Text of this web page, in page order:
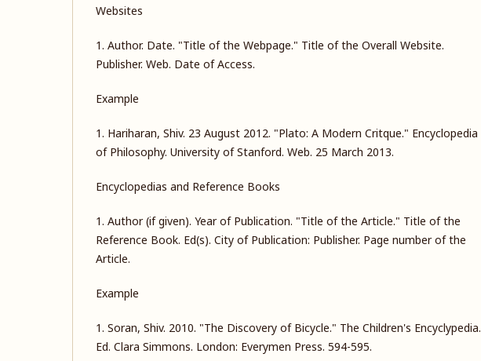
Websites
1. Author. Date. "Title of the Webpage." Title of the Overall Website.
Publisher. Web. Date of Access.
Example
1. Hariharan, Shiv. 23 August 2012. "Plato: A Modern Critque." Encyclopedia
of Philosophy. University of Stanford. Web. 25 March 2013.
Encyclopedias and Reference Books
1. Author (if given). Year of Publication. "Title of the Article." Title of the
Reference Book. Ed(s). City of Publication: Publisher. Page number of the
Article.
Example
1. Soran, Shiv. 2010. "The Discovery of Bicycle." The Children's Encyclypedia.
Ed. Clara Simmons. London: Everymen Press. 594-595.